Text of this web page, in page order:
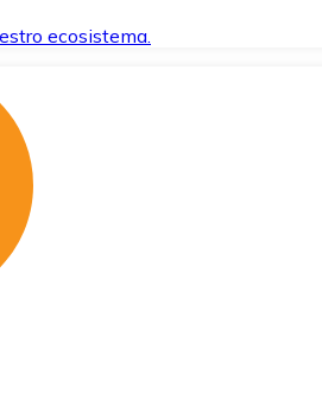
ecosistema.